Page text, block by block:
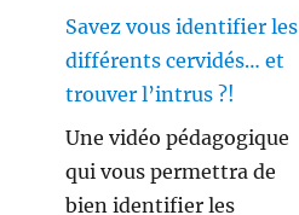
Savez vous identifier les
différents cervidés… et
trouver l’intrus ?!
Une vidéo pédagogique
qui vous permettra de
bien identifier les